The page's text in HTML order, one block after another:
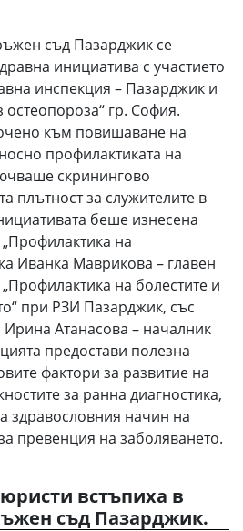
съд Пазарджик се
инициатива с участието
инспекция – Пазарджик и
гр. София.
към повишаване на
профилактиката на
скринингово
плътност за служителите в
беше изнесена
на
Иванка Маврикова – главен
на болестите и
при РЗИ Пазарджик, със
Ирина Атанасова – началник
предостави полезна
фактори за развитие на
за ранна диагностика,
здравословния начин на
превенция на заболяването.
встъпиха в
съд Пазарджик.